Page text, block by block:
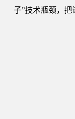
子”技术瓶颈，把